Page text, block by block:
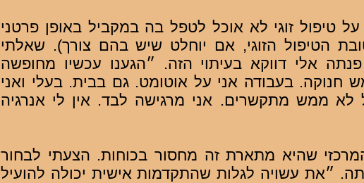
טיפול זוגי לא אוכל לטפל בה במקביל באופן פרטני
הטיפול הזוגי, אם יוחלט שיש בהם צורך). שאלתי
אלי דווקא בעיתוי הזה. ״הגענו עכשיו מחופשה
חנוקה. בעבודה אני על אוטומט. גם בבית. בעלי ואני
לא ממש מתקשרים. אני מרגישה לבד. אין לי אנרגיה
שהיא מתארת זה מחסור בכוחות. הצעתי לבחור
״את עשויה לגלות שהתקדמות אישית יכולה להועיל